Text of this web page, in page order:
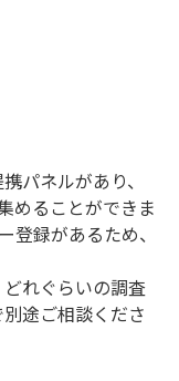
パネルがあり、
めることができま
登録があるため、
れぐらいの調査
途ご相談くださ